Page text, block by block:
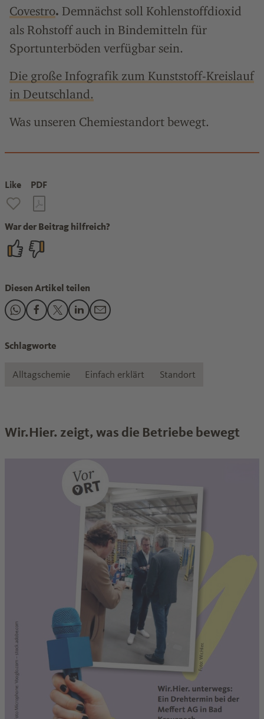
Covestro. Demnächst soll Kohlenstoffdioxid
als Rohstoff auch in Bindemitteln für
Sportunterböden verfügbar sein.
Die große Infografik zum Kunststoff-Kreislauf
in Deutschland.
Was unseren Chemiestandort bewegt.
Like PDF
War der Beitrag hilfreich?
Diesen Artikel teilen
Den Beitrag "Recycling: Was Chemieunternehmen tun"
Den Beitrag "Recycling: Was Chemieunternehmen tun"
Den Beitrag "Recycling: Was
Den Beitrag "Recycling: Was
Den Beitrag "Recycling: Was
Schlagworte
Alltagschemie Einfach erklärt Standort
Wir.Hier. zeigt, was die Betriebe bewegt